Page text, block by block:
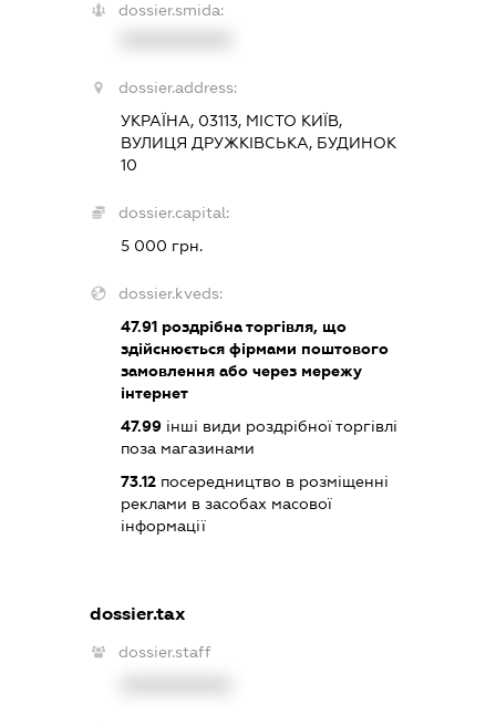
dossier.smida:
dossier.address:
УКРАЇНА, 03113, МІСТО КИЇВ,
ВУЛИЦЯ ДРУЖКІВСЬКА, БУДИНОК
10
dossier.capital:
5 000 грн.
dossier.kveds:
47.91роздрібна торгівля, що
здійснюється фірмами поштового
замовлення або через мережу
інтернет
47.99інші види роздрібної торгівлі
поза магазинами
73.12посередництво в розміщенні
реклами в засобах масової
інформації
dossier.tax
dossier.staff